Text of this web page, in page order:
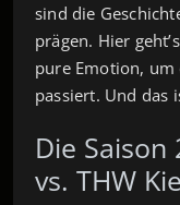
sind die
prägen. Hier
pure Emotion, um
passiert. Und das
Die Saison
vs. THW